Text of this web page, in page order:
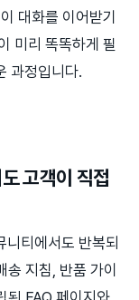
대화를 이어받기
미리 똑똑하게 필
과정입니다.
고객이 직접
니티에서도 반복되
송 지침, 반품 가이